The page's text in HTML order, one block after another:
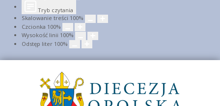
Tryb czytania
Skalowanie treści 100%
Czcionka 100%
Wysokość linii 100%
Odstęp liter 100%